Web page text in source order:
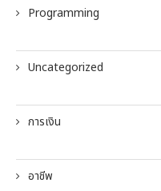
Programming
Uncategorized
การเงิน
อาชีพ